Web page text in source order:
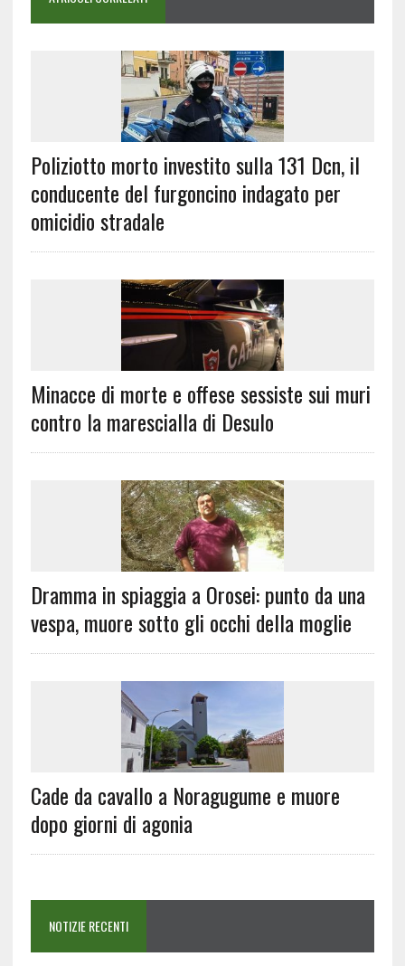
Poliziotto morto investito sulla 131 Dcn, il
conducente del furgoncino indagato per
omicidio stradale
Minacce di morte e offese sessiste sui muri
contro la marescialla di Desulo
Dramma in spiaggia a Orosei: punto da una
vespa, muore sotto gli occhi della moglie
Cade da cavallo a Noragugume e muore
dopo giorni di agonia
NOTIZIE RECENTI